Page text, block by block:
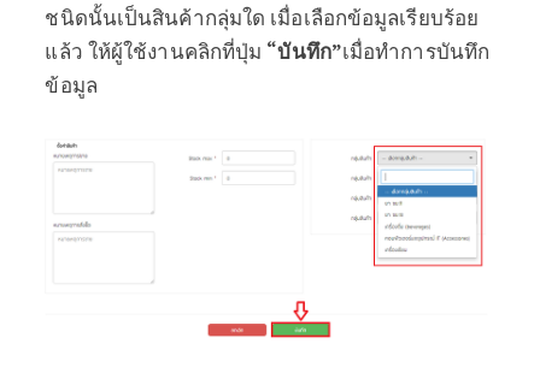
ชนิดนั้นเป็นสินค้ากลุ่มใด เมื่อเลือกข้อมูลเรียบร้อย
แล้ว ให้ผู้ใช้งานคลิกที่ปุ่ม “บันทึก”เมื่อทำการบันทึก
ข้อมูล